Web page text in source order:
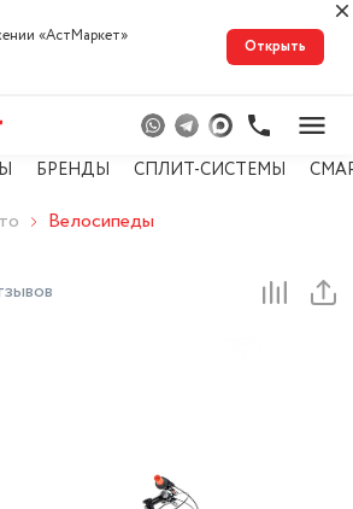
«АстМарке‪т‬»
Открыть
БРЕНДЫ СПЛИТ-СИСТЕМЫ
Велосипеды